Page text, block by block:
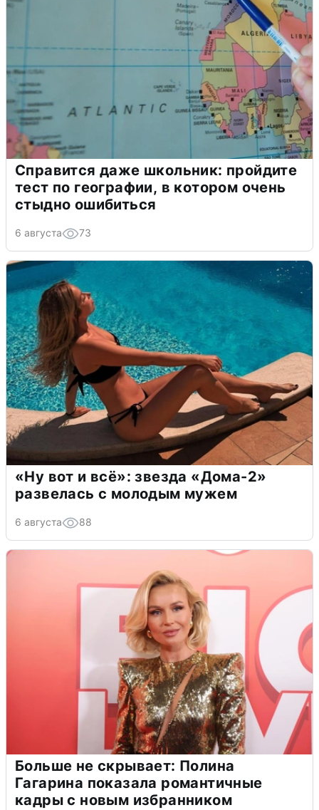
Справится даже школьник: пройдите
тест по географии, в котором очень
стыдно ошибиться
6 августа 73
«Ну вот и всё»: звезда «Дома-2»
развелась с молодым мужем
6 августа 88
Больше не скрывает: Полина
Гагарина показала романтичные
кадры с новым избранником